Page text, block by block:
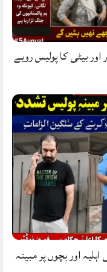
اور بیٹی کا پولیس رویے
اور بچوں پر مبینہ